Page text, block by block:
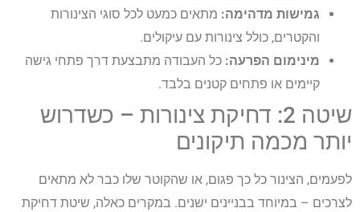
גמישות מדהימה: מתאים כמעט לכל סוגי הצינורות
והקטרים, כולל צינורות עם עיקולים.
מינימום הפרעה: כל העבודה מתבצעת דרך פתחי גישה
קיימים או פתחים קטנים בלבד.
שיטה 2: דחיקת צינורות – כשדרוש
יותר מכמה תיקונים
לפעמים, הצינור כל כך פגום, או שהקוטר שלו כבר לא מתאים
לצרכים – במיוחד בבניינים ישנים. במקרים כאלה, שיטת דחיקת